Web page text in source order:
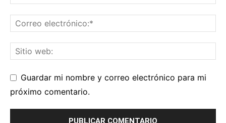
Guardar mi nombre y correo electrónico para mi
próximo comentario.